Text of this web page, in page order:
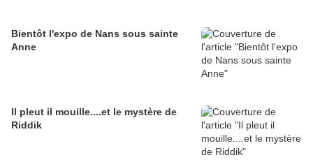
Bientôt l'expo de Nans sous sainte
Anne
Il pleut il mouille....et le mystère de
Riddik